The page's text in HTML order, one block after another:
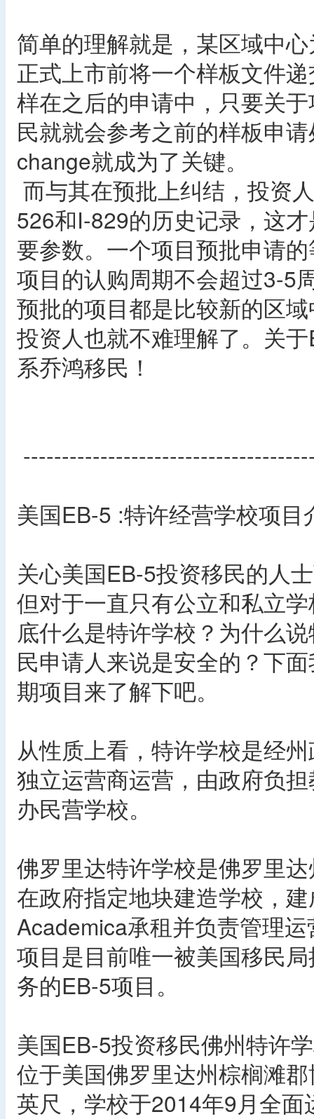
简单的理解就是，某区域中
正式上市前将一个样板文件
样在之后的申请中，只要关
民就就会参考之前的样板申
change就成为了关键。
而与其在预批上纠结，投资
526和I-829的历史记录，这
要参数。一个项目预批申请
项目的认购周期不会超过3-5
预批的项目都是比较新的区
投资人也就不难理解了。关
系乔鸿移民！
美国EB-5 :特许经营学校项目
关心美国EB-5投资移民的人
但对于一直只有公立和私立
底什么是特许学校？为什么
民申请人来说是安全的？下
期项目来了解下吧。
从性质上看，特许学校是经
独立运营商运营，由政府负
办民营学校。
佛罗里达特许学校是佛罗里
在政府指定地块建造学校，
Academica承租并负责管理
项目是目前唯一被美国移民
务的EB-5项目。
美国EB-5投资移民佛州特许
位于美国佛罗里达州棕榈滩
英尺，学校于2014年9月全